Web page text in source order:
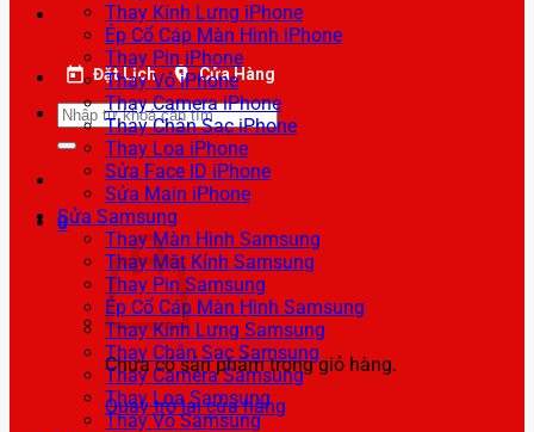
Đặt Lịch Cửa Hàng
Tìm
kiếm:
0
Chưa có sản phẩm trong giỏ hàng.
Quay trở lại cửa hàng
Thay Kính Lưng iPhone
Ép Cổ Cáp Màn Hình iPhone
Thay Pin iPhone
Thay Vỏ iPhone
Thay Camera iPhone
Thay Chân Sạc iPhone
Thay Loa iPhone
Sửa Face ID iPhone
Sửa Main iPhone
Sửa Samsung
Thay Màn Hình Samsung
Thay Mặt Kính Samsung
Thay Pin Samsung
Ép Cổ Cáp Màn Hình Samsung
Thay Kính Lưng Samsung
Thay Chân Sạc Samsung
Thay Camera Samsung
Thay Loa Samsung
Thay Vỏ Samsung